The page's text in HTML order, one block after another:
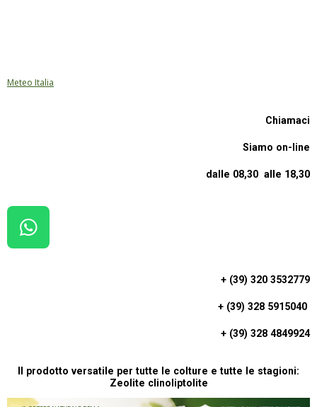
Meteo Italia
Chiamaci
Siamo on-line
dalle 08,30 alle 18,30
W
H
P
+ (39) 320 3532779
+ (39) 328 5915040
+ (39) 328 4849924
Il prodotto versatile per tutte le colture e tutte le stagioni:
Zeolite clinoliptolite